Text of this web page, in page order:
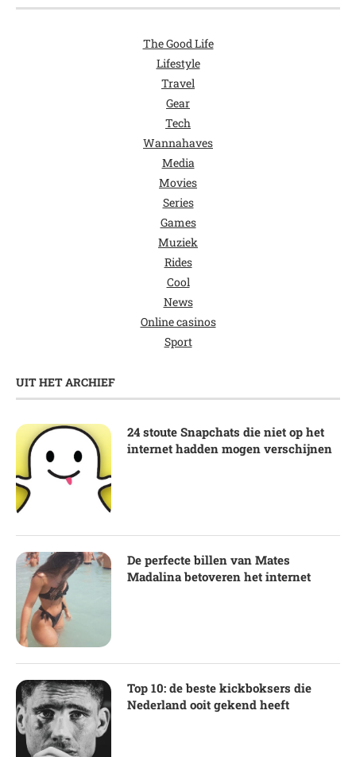
The Good Life
Lifestyle
Travel
Gear
Tech
Wannahaves
Media
Movies
Series
Games
Muziek
Rides
Cool
News
Online casinos
Sport
UIT HET ARCHIEF
24 stoute Snapchats die niet op het
internet hadden mogen verschijnen
De perfecte billen van Mates
Madalina betoveren het internet
Top 10: de beste kickboksers die
Nederland ooit gekend heeft